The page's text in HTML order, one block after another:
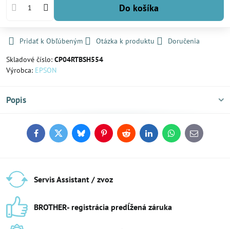
Do košíka
Pridať k Obľúbeným Otázka k produktu
Doručenia
Skladové číslo: CP04RTBSH554
Výrobca: EPSON
Popis
FacebookTwitterBlueskyPinterestReddit LinkedInWhatsApp
E-
mail
Servis Assistant / zvoz
BROTHER- registrácia predĺžená záruka